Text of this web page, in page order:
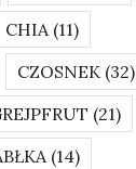
CHIA(11)
CZOSNEK (32)
(21)
(14)